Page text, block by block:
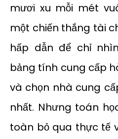
mươi xu mỗi mét
một chiến thắng tài
hấp dẫn để chỉ
bảng tính cung cấp
và chọn nhà cung
nhất. Nhưng toán
toàn bỏ qua thực tế